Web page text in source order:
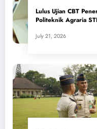
Lulus Ujian CBT
Politeknik Agraria
July 21, 2026